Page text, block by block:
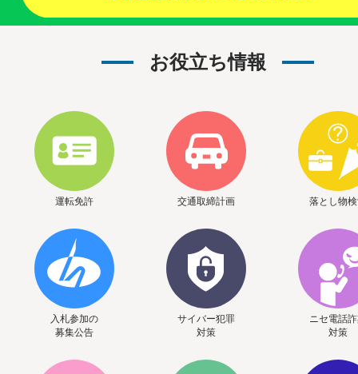
お役立ち情報
運転免許 交通取締計画 落とし物
入札参加の
募集公告
サイバー犯罪
対策
ニセ電話
対策